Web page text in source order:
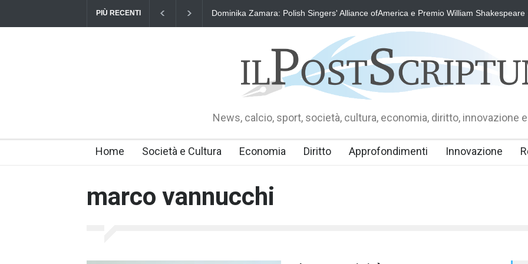
PIÙ RECENTI Dominika Zamara: Polish Singers' Alliance ofAmerica e Premio William Shakespeare
News, calcio, sport, società, cultura, economia, diritto, innovazione
Home Società e Cultura Economia Diritto Approfondimenti Innovazione
marco vannucchi